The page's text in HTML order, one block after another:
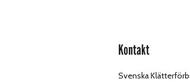
Kontakt
Svenska